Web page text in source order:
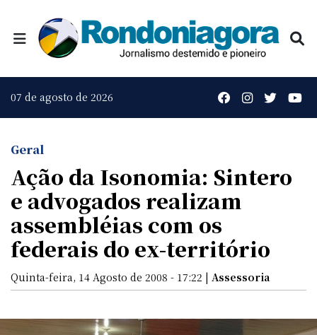
07 de agosto de 2026
Geral
Ação da Isonomia: Sintero
e advogados realizam
assembléias com os
federais do ex-território
Quinta-feira, 14 Agosto de 2008 - 17:22 | Assessoria